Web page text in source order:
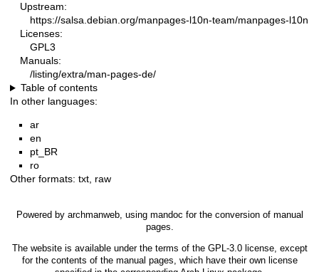
Upstream:
https://salsa.debian.org/manpages-l10n-team/manpages-l10n
Licenses:
GPL3
Manuals:
/listing/extra/man-pages-de/
Table of contents
In other languages:
ar
en
pt_BR
ro
Other formats: txt, raw
Powered by archmanweb, using mandoc for the conversion of manual
pages.
The website is available under the terms of the GPL-3.0license, except
for the contents of the manual pages, which have their own license